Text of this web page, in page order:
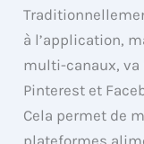
à l’application,
multi-canaux, va
Pinterest et
Cela permet de
plateformes